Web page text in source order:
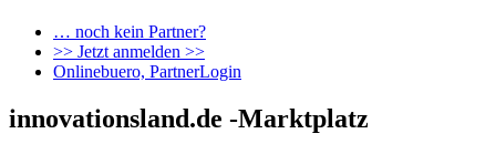
… noch kein Partner?
>> Jetzt anmelden >>
Onlinebuero, PartnerLogin
innovationsland.de -Marktplatz